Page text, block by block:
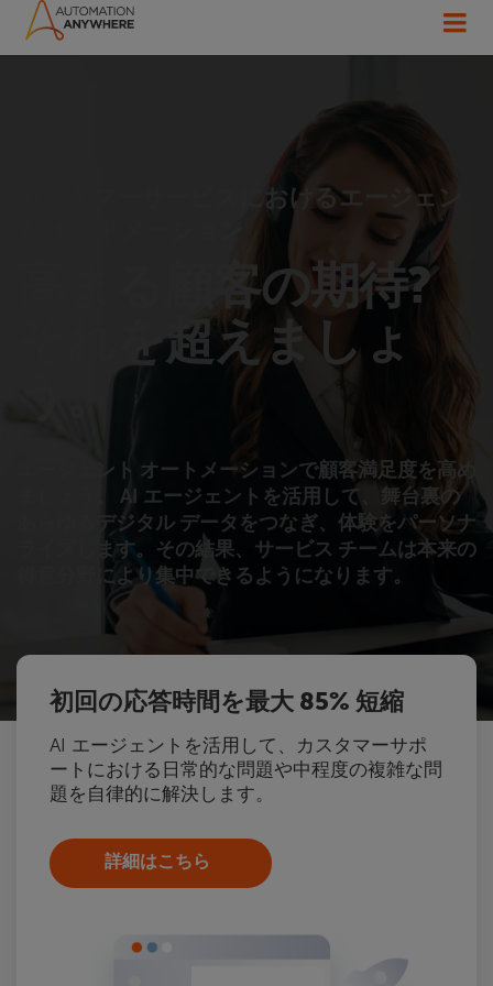
カスタマーサービスにおけるエージェン
高まる顧客の期待?
それを超えましょ
う。
エージェント オートメーションで顧客満足度を高め
ましょう。 AI エージェントを活用して、舞台裏の
あらゆるデジタル データをつなぎ、体験をパーソナ
ライズします。その結果、サービス チームは本来の
得意分野により集中できるようになります。
初回の応答時間を最大 85% 短縮
AI エージェントを活用して、カスタマーサポ
ートにおける日常的な問題や中程度の複雑な問
題を自律的に解決します。
詳細はこちら